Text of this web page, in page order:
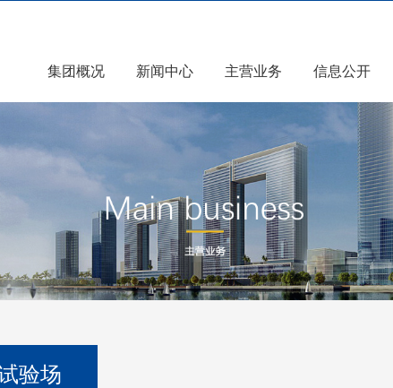
集团概况 新闻中心 主营业务 信息公开
验场